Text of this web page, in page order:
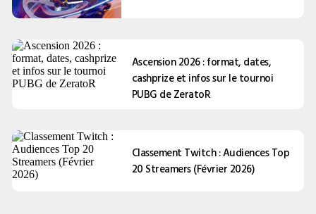
Ascension 2026 : format, dates,
cashprize et infos sur le tournoi
PUBG de ZeratoR
Classement Twitch : Audiences Top
20 Streamers (Février 2026)